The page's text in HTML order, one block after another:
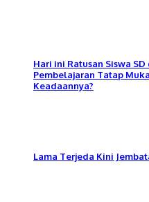
Hari ini Ratusan Siswa
Pembelajaran Tatap
Keadaannya?
Lama Terjeda Kini